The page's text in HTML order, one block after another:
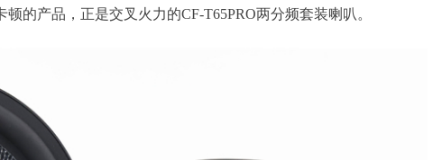
的产品，正是交叉火力的CF-T65PRO两分频套装喇叭。